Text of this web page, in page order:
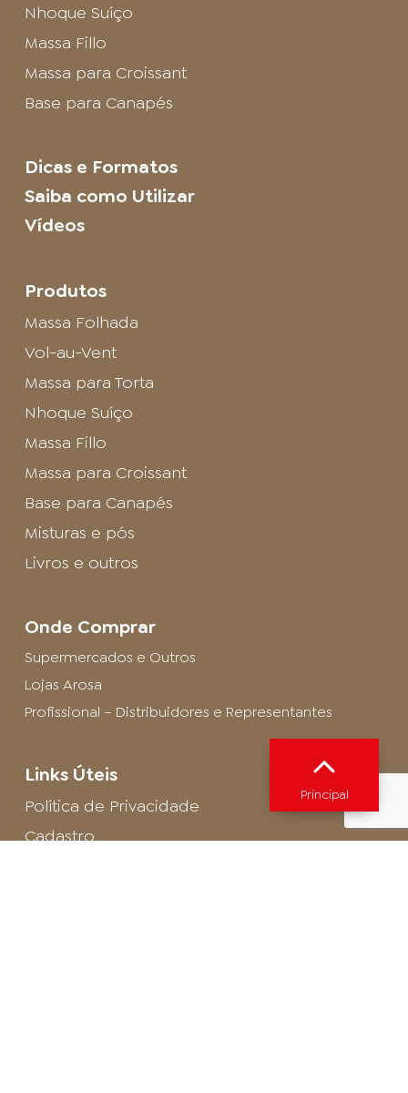
Nhoque Suíço
Massa Fillo
Massa para Croissant
Base para Canapés
Dicas e Formatos
Saiba como Utilizar
Vídeos
Produtos
Massa Folhada
Vol-au-Vent
Massa para Torta
Nhoque Suíço
Massa Fillo
Massa para Croissant
Base para Canapés
Misturas e pós
Livros e outros
Onde Comprar
Supermercados e Outros
Lojas Arosa
Profissional – Distribuidores e Representantes
Links Úteis
Política de Privacidade
Cadastro
Principal